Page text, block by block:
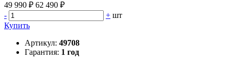
49 990 ₽ 62 490 ₽
-
+ шт
Купить
Артикул: 49708
Гарантия: 1 год